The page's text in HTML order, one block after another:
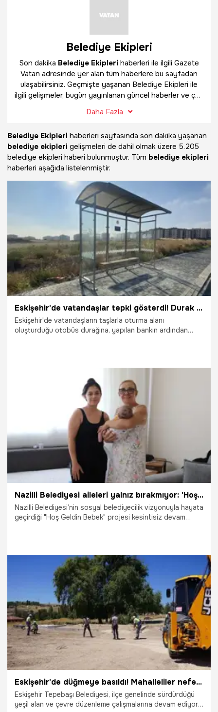
Belediye Ekipleri
Son dakika Belediye Ekipleri haberleri ile ilgili Gazete
Vatan adresinde yer alan tüm haberlere bu sayfadan
ulaşabilirsiniz. Geçmişte yaşanan Belediye Ekipleri ile
ilgili gelişmeler, bugün yayınlanan güncel haberler ve çok
bulabilirsiniz.
Daha Fazla
Belediye Ekipleri haberleri sayfasında son dakika yaşanan
belediye ekipleri gelişmeleri de dahil olmak üzere 5.205
belediye ekipleri haberi bulunmuştur. Tüm belediye ekipleri
haberleri aşağıda listelenmiştir.
Eskişehir'de vatandaşlar tepki gösterdi! Durak hemen değişti
Eskişehir'de vatandaşların taşlarla oturma alanı
oluşturduğu otobüs durağına, yapılan bankın ardından
Eskişehir
Nazilli Belediyesi aileleri yalnız bırakmıyor: 'Hoş Geldin Bebek' ekipleri kapı kapı geziyor!
Nazilli Belediyesi’nin sosyal belediyecilik vizyonuyla hayata
geçirdiği "Hoş Geldin Bebek" projesi kesintisiz devam
mutluluğuna ortak oluyor.
Gündem
Eskişehir'de düğmeye basıldı! Mahalleliler nefes alacak
Eskişehir Tepebaşı Belediyesi, ilçe genelinde sürdürdüğü
yeşil alan ve çevre düzenleme çalışmalarına devam ediyor.